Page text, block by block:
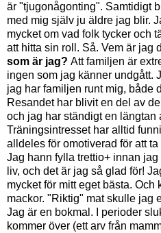
är "tjugonågonting". Samtidigt
med mig själv ju äldre jag blir.
mycket om vad folk tycker och
att hitta sin roll. Så. Vem är jag
som är jag? Att familjen är
ingen som jag känner undgått.
jag har familjen runt mig, både
Resandet har blivit en del av
och jag har ständigt en längtan
Träningsintresset har alltid
alldeles för omotiverad för att
Jag hann fylla trettio+ innan
liv, och det är jag så glad för!
mycket för mitt eget bästa. Och
mackor. "Riktig" mat skulle jag
Jag är en bokmal. I perioder
kommer över (ett arv från